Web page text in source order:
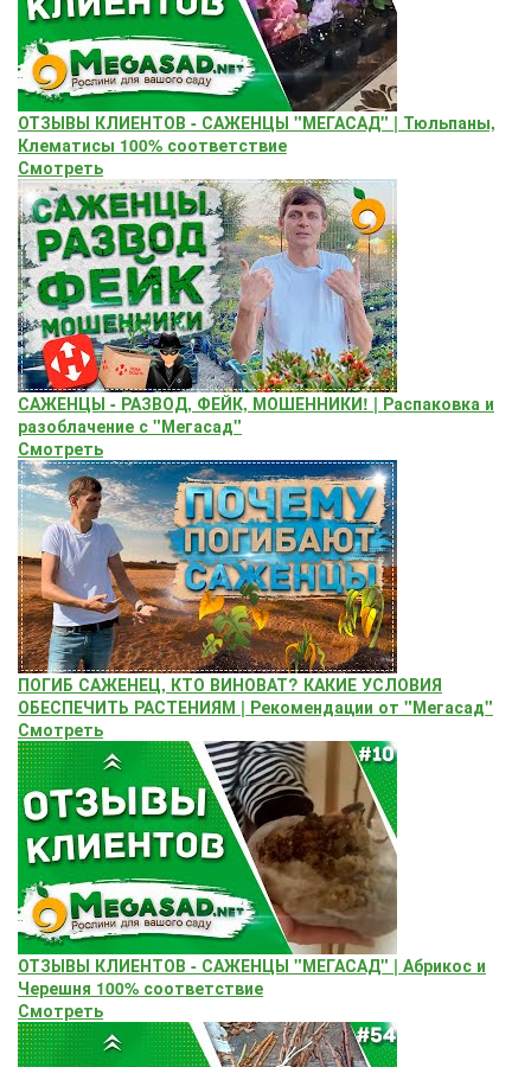
ОТЗЫВЫ КЛИЕНТОВ - САЖЕНЦЫ "МЕГАСАД" | Тюльпаны,
Клематисы 100% соответствие
Смотреть
САЖЕНЦЫ - РАЗВОД, ФЕЙК, МОШЕННИКИ! | Распаковка и
разоблачение с "Мегасад"
Смотреть
ПОГИБ САЖЕНЕЦ, КТО ВИНОВАТ? КАКИЕ УСЛОВИЯ
ОБЕСПЕЧИТЬ РАСТЕНИЯМ | Рекомендации от "Мегасад"
Смотреть
ОТЗЫВЫ КЛИЕНТОВ - САЖЕНЦЫ "МЕГАСАД" | Абрикос и
Черешня 100% соответствие
Смотреть